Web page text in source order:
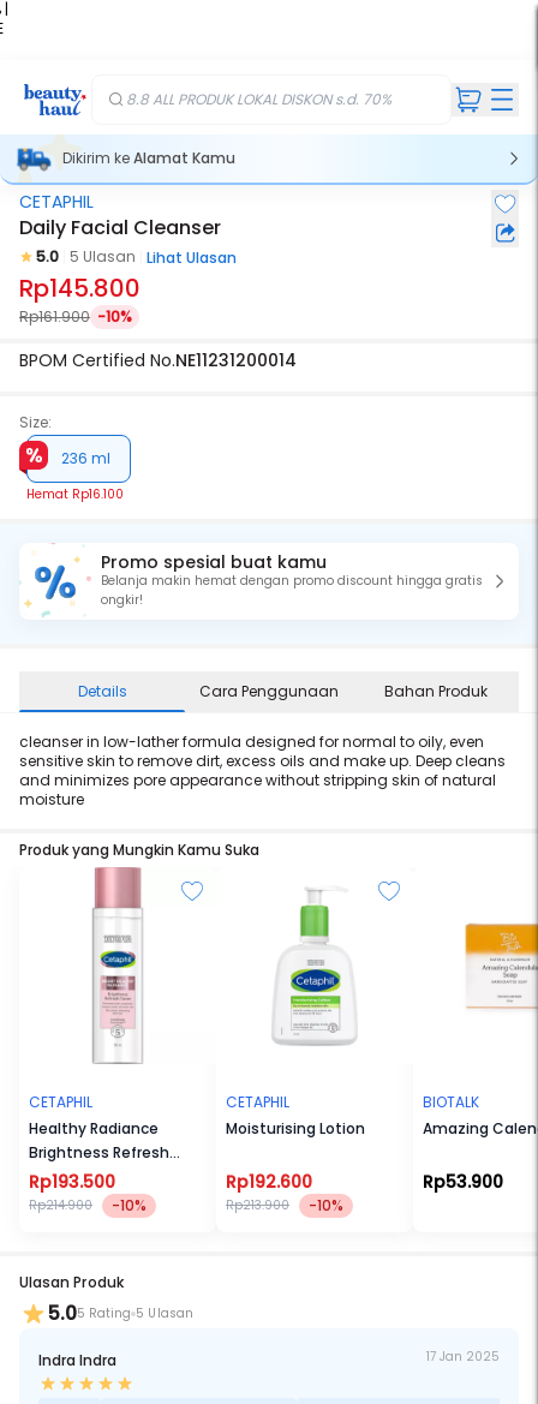
|
8.8 ALL PRODUK LOKAL DISKON s.d. 70%
Dikirim keAlamat Kamu
CETAPHIL
Daily Facial Cleanser
5.0 5 Ulasan Lihat Ulasan
Rp145.800
Rp161.900 -10%
BPOM Certified No.NE11231200014
Size:
236 ml
Hemat Rp16.100
Promo spesial buat kamu
Belanja makin hemat dengan promo discount hingga gratis
ongkir!
Details Cara Penggunaan Bahan Produk
cleanser in low-lather formula designed for normal to oily, even
sensitive skin to remove dirt, excess oils and make up. Deep cleans
and minimizes pore appearance without stripping skin of natural
moisture
Produk yang Mungkin Kamu Suka
CETAPHIL
Healthy Radiance
Brightness Refresh
Toner 150ml
Rp193.500
Rp214.900 -10%
CETAPHIL
Moisturising Lotion
Rp192.600
Rp213.900 -10%
BIOTALK
Amazing
Rp53.900
Ulasan Produk
5.05 Rating 5 Ulasan
Indra Indra 17 Jan 2025